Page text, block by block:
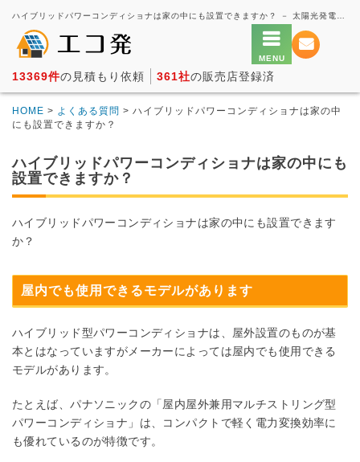
13369件の見積もり依頼 361社の販売店登録済
HOME > よくある質問 > ハイブリッドパワーコンディショナは家の中
にも設置できますか？
ハイブリッドパワーコンディショナは家の中にも
設置できますか？
ハイブリッドパワーコンディショナは家の中にも設置できます
か？
屋内でも使用できるモデルがあります
ハイブリッド型パワーコンディショナは、屋外設置のものが基
本とはなっていますがメーカーによっては屋内でも使用できる
モデルがあります。
たとえば、パナソニックの「屋内屋外兼用マルチストリング型
パワーコンディショナ」は、コンパクトで軽く電力変換効率に
も優れているのが特徴です。